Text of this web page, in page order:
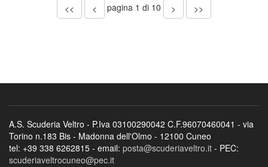
<< < pagina 1 di 10 > >>
A.S. Scuderia Veltro - P.Iva 03100290042 C.F.96070460041 - via
Torino n.183 Bis - Madonna dell'Olmo - 12100 Cuneo
tel: +39 338 6262815 - email: posta@scuderiaveltro.it - PEC:
scuderiaveltrocuneo@pec.it